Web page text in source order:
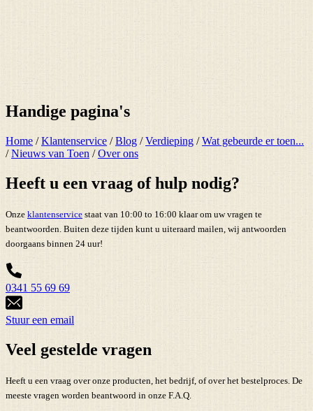
Handige pagina's
Home /Klantenservice /Blog /Verdieping /Wat gebeurde er toen...
/Nieuws van Toen /Over ons
Heeft u een vraag of hulp nodig?
Onze klantenservice staat van 10:00 to 16:00 klaar om uw vragen te
beantwoorden. Buiten deze tijden kunt u uiteraard mailen, wij antwoorden
doorgaans binnen 24 uur!
0341 55 69 69
Stuur een email
Veel gestelde vragen
Heeft u een vraag over onze producten, het bedrijf, of over het bestelproces. De
meeste vragen worden beantwoord in onze F.A.Q.